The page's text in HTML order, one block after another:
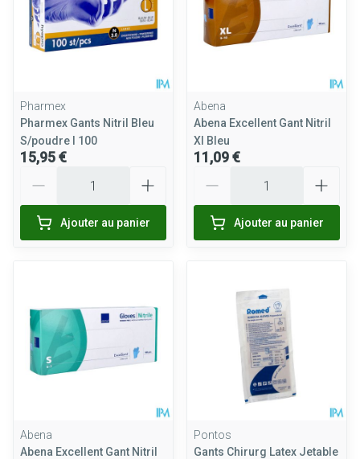
Pharmex
Pharmex Gants Nitril Bleu
S/poudre l 100
15,95 €
Ajouter au panier
Abena
Abena Excellent Gant Nitril
Xl Bleu
11,09 €
Ajouter au panier
Abena
Abena Excellent Gant Nitril
Pontos
Gants Chirurg Latex Jetable